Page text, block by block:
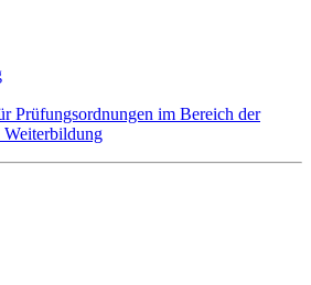
Prüfungsordnungen im Bereich der
Weiterbildung